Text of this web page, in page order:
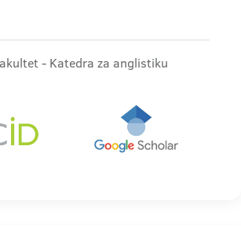
- Katedra za anglistiku